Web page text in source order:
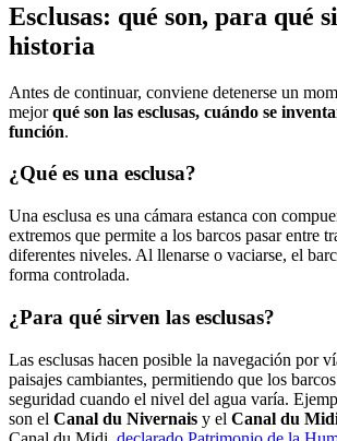
Esclusas: qué son, para qué
historia
Antes de continuar, conviene detenerse un
mejorqué son las esclusas, cuándo se
función.
¿Qué es una esclusa?
Una esclusa es una cámara estanca con
extremos que permite a los barcos pasar entre
diferentes niveles. Al llenarse o vaciarse, el
forma controlada.
¿Para qué sirven las esclusas?
Las esclusas hacen posible la navegación por
paisajes cambiantes, permitiendo que los
seguridad cuando el nivel del agua varía.
son el Canal du Nivernais y el Canal du